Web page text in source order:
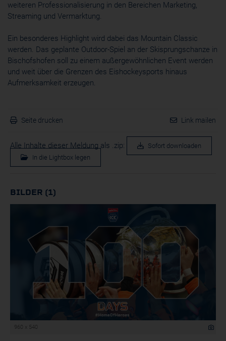
weiteren Professionalisierung in den Bereichen Marketing,
Streaming und Vermarktung.
Ein besonderes Highlight wird dabei das Mountain Classic
werden. Das geplante Outdoor-Spiel an der Skisprungschanze in
Bischofshofen soll zu einem außergewöhnlichen Event werden
und weit über die Grenzen des Eishockeysports hinaus
Aufmerksamkeit erzeugen.
Seite drucken Link mailen
Alle Inhalte dieser Meldung als .zip:
Sofort downloaden
In die Lightbox legen
BILDER (1)
960 x 540